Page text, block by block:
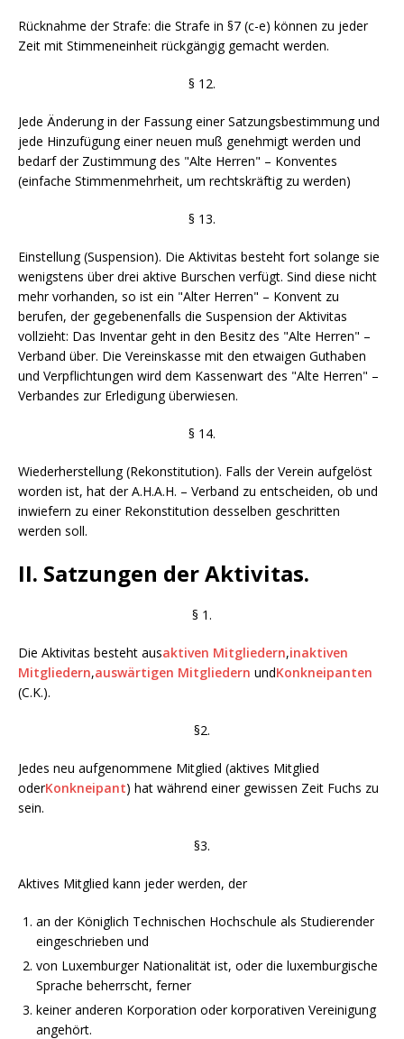
Rücknahme der Strafe: die Strafe in §7 (c-e) können zu jeder
Zeit mit Stimmeneinheit rückgängig gemacht werden.
§ 12.
Jede Änderung in der Fassung einer Satzungsbestimmung und
jede Hinzufügung einer neuen muß genehmigt werden und
bedarf der Zustimmung des "Alte Herren" – Konventes
(einfache Stimmenmehrheit, um rechtskräftig zu werden)
§ 13.
Einstellung (Suspension). Die Aktivitas besteht fort solange sie
wenigstens über drei aktive Burschen verfügt. Sind diese nicht
mehr vorhanden, so ist ein "Alter Herren" – Konvent zu
berufen, der gegebenenfalls die Suspension der Aktivitas
vollzieht: Das Inventar geht in den Besitz des "Alte Herren" –
Verband über. Die Vereinskasse mit den etwaigen Guthaben
und Verpflichtungen wird dem Kassenwart des "Alte Herren" –
Verbandes zur Erledigung überwiesen.
§ 14.
Wiederherstellung (Rekonstitution). Falls der Verein aufgelöst
worden ist, hat der A.H.A.H. – Verband zu entscheiden, ob und
inwiefern zu einer Rekonstitution desselben geschritten
werden soll.
II. Satzungen der Aktivitas.
§ 1.
Die Aktivitas besteht ausaktiven Mitgliedern,inaktiven
Mitgliedern,auswärtigen Mitgliedern undKonkneipanten
(C.K.).
§2.
Jedes neu aufgenommene Mitglied (aktives Mitglied
oderKonkneipant) hat während einer gewissen Zeit Fuchs zu
sein.
§3.
Aktives Mitglied kann jeder werden, der
an der Königlich Technischen Hochschule als Studierender
eingeschrieben und
von Luxemburger Nationalität ist, oder die luxemburgische
Sprache beherrscht, ferner
keiner anderen Korporation oder korporativen Vereinigung
angehört.